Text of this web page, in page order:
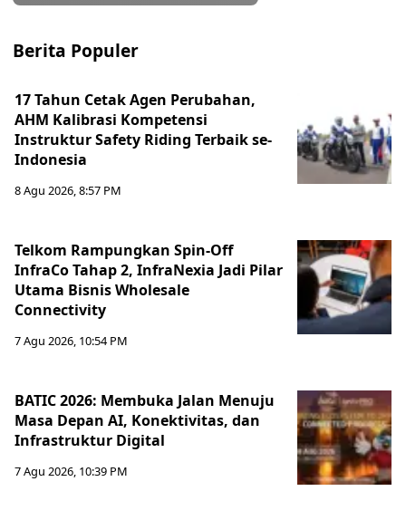
Berita Populer
17 Tahun Cetak Agen Perubahan,
AHM Kalibrasi Kompetensi
Instruktur Safety Riding Terbaik se-
Indonesia
8 Agu 2026, 8:57 PM
Telkom Rampungkan Spin-Off
InfraCo Tahap 2, InfraNexia Jadi Pilar
Utama Bisnis Wholesale
Connectivity
7 Agu 2026, 10:54 PM
BATIC 2026: Membuka Jalan Menuju
Masa Depan AI, Konektivitas, dan
Infrastruktur Digital
7 Agu 2026, 10:39 PM